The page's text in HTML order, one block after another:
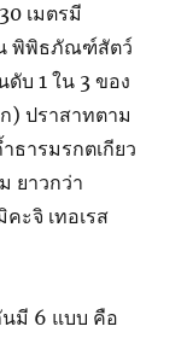
เมตรมี
พิพิธภัณฑ์สัตว์
บ 1 ใน 3 ของ
) ปราสาทตาม
ธารมรกตเกียว
ยาวกว่า
ะจิ เทอเรส
มี 6 แบบ คือ